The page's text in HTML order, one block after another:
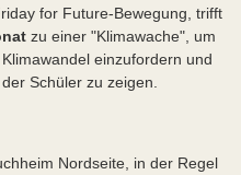
for Future-Bewegung, trifft
zu einer "Klimawache", um
einzufordern und
Schüler zu zeigen.
Nordseite, in der Regel